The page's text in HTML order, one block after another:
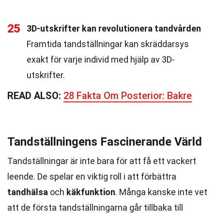
25
3D-utskrifter kan revolutionera tandvården
Framtida tandställningar kan skräddarsys
exakt för varje individ med hjälp av 3D-
utskrifter.
READ ALSO: 28 Fakta Om Posterior: Bakre
Tandställningens Fascinerande Värld
Tandställningar är inte bara för att få ett vackert
leende. De spelar en viktig roll i att förbättra
tandhälsa och käkfunktion. Många kanske inte vet
att de första tandställningarna går tillbaka till